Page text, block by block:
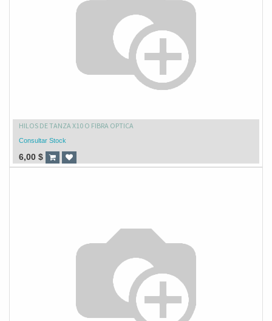
HILOS DE TANZA X10 O FIBRA OPTICA
Consultar Stock
6,00 $